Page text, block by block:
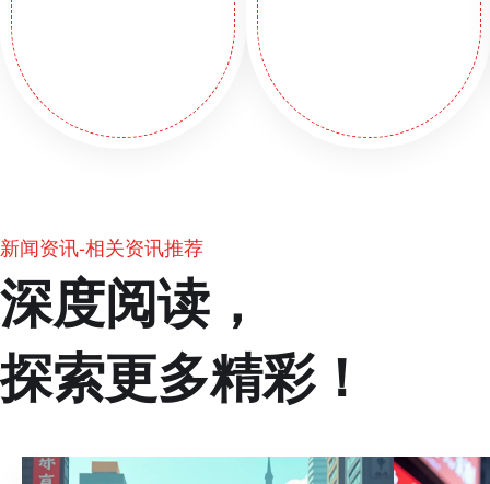
新闻资讯-相关资讯推荐
深度阅读，
探索更多精彩！